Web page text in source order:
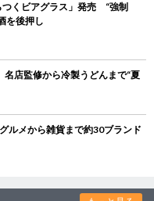
つくビアグラス」発売 “強制
を後押し
店監修から冷製うどんまで“夏
ルメから雑貨まで約30ブランド